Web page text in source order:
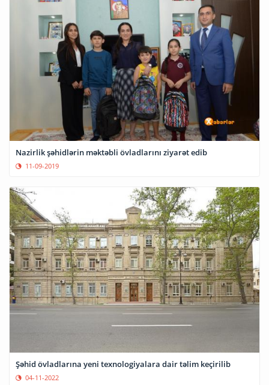
Nazirlik şəhidlərin məktəbli övladlarını ziyarət edib
11-09-2019
Şəhid övladlarına yeni texnologiyalara dair təlim keçirilib
04-11-2022